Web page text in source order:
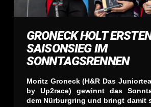
GRONECK HOLT
SAISONSIEG IM
SONNTAGSRENNEN
Moritz Groneck (H&R Das
by Up2race) gewinnt das
dem Nürburgring und bringt damit